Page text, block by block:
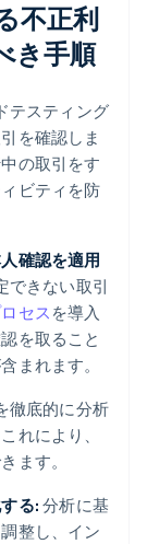
不正利
き手順
テスティング
を確認しま
の取引をす
ビティを防
確認を適用
できない取引
セス を導入
を取ること
まれます。
徹底的に分析
れにより、
ます。
る: 分析に基
整し、イン